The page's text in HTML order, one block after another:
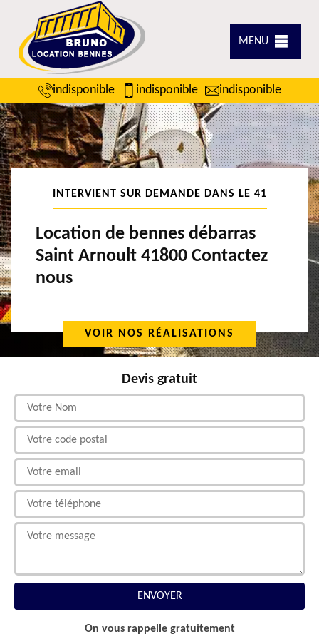
MENU
indisponible indisponible indisponible
INTERVIENT SUR DEMANDE DANS LE 41
Location de bennes débarras
Saint Arnoult 41800 Contactez
nous
VOIR NOS RÉALISATIONS
Devis gratuit
On vous rappelle gratuitement